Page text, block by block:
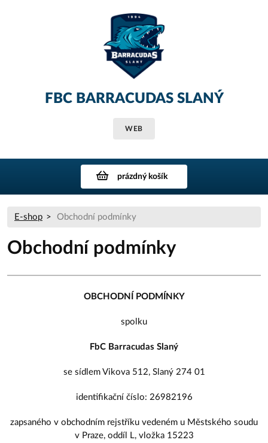
FBC BARRACUDAS SLANÝ
WEB
prázdný košík
E-shop Obchodní podmínky
Obchodní podmínky
OBCHODNÍ PODMÍNKY
spolku
FbC Barracudas Slaný
se sídlem Vikova 512, Slaný 274 01
identifikační číslo: 26982196
zapsaného v obchodním rejstříku vedeném u Městského soudu
v Praze, oddíl L, vložka 15223